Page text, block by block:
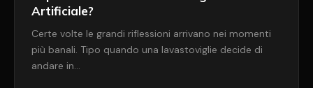
Artificiale?
Certe volte le grandi riflessioni arrivano nei momenti
più banali. Tipo quando una lavastoviglie decide di
andare in…